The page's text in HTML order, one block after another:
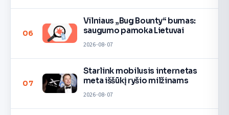
06
Vilniaus „Bug Bounty“ bumas:
saugumo pamoka Lietuvai
2026-08-07
07
Starlink mobilusis internetas
meta iššūkį ryšio milžinams
2026-08-07